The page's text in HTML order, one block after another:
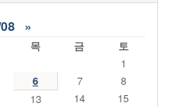
»
목 금
토
1
6 7
8
13 14
15